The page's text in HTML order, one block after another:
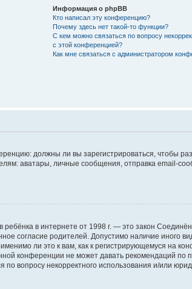
Информация о phpBB
Кто написал эту конференцию?
Почему здесь нет такой-то функции?
С кем можно связаться по вопросу
с этой конференцией?
Как мне связаться с администратором
должны ли вы зарегистрироваться, чтобы
аватары, личные сообщения, отправка email-
в интернете от 1998 г. — это закон
согласие родителей. Допустимо наличие иного
ли это к вам, как к регистрирующемуся на
конференции не может давать рекомендаций по
вопросу некорректного использования и/или